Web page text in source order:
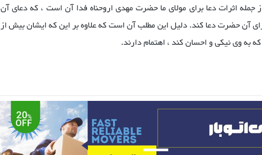
جمله اثرات دعا برای مولای ما حضرت مهدی اروحناه فدا آن است ، که دعای آن
آن حضرت دعا کند. دلیل این مطلب آن است که علاوه بر این که ایشان بیش از
وی نیکی و احسان کند ، اهتمام دارند.